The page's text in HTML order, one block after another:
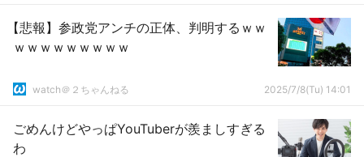
【悲報】参政党アンチの正体、判明するｗｗ
ｗｗｗｗｗｗｗｗｗ
watch＠２ちゃんねる 2025/7/8(Tu) 14:01
ごめんけどやっぱYouTuberが羨ましすぎる
わ